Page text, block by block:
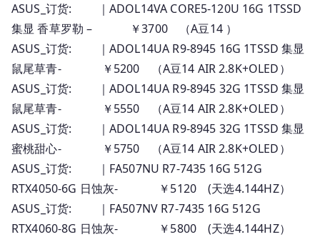
ASUS_订货: ｜ADOL14VA CORE5-120U 16G 1TSSD
集显 香草罗勒 – ￥3700 （A豆14 ）
ASUS_订货: ｜ADOL14UA R9-8945 16G 1TSSD 集显
鼠尾草青- ￥5200 （A豆14 AIR 2.8K+OLED）
ASUS_订货: ｜ADOL14UA R9-8945 32G 1TSSD 集显
鼠尾草青- ￥5550 （A豆14 AIR 2.8K+OLED）
ASUS_订货: ｜ADOL14UA R9-8945 32G 1TSSD 集显
蜜桃甜心- ￥5750 （A豆14 AIR 2.8K+OLED）
ASUS_订货: ｜FA507NU R7-7435 16G 512G
RTX4050-6G 日蚀灰- ￥5120 (天选4.144HZ）
ASUS_订货: ｜FA507NV R7-7435 16G 512G
RTX4060-8G 日蚀灰- ￥5800 (天选4.144HZ）